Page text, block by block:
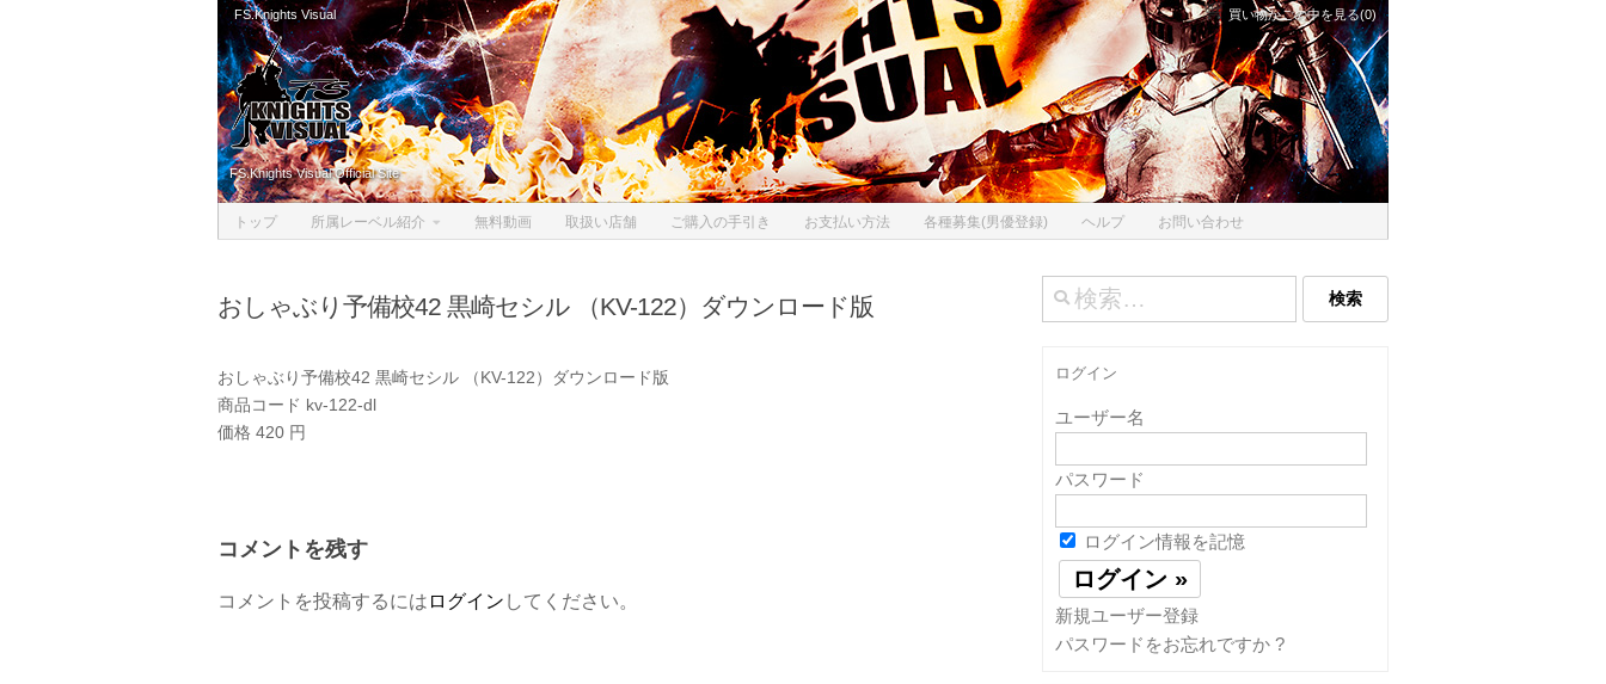
FS.Knights Visual 買い物かごの中を見る(0)
FS.Knights Visual Official Site
トップ 所属レーベル紹介 無料動画 取扱い店舗 ご購入の手引き お支払い方法 各種募集(男優登録) ヘルプ お問い合わせ
おしゃぶり予備校42 黒崎セシル （KV-122）ダウンロード版
おしゃぶり予備校42 黒崎セシル （KV-122）ダウンロード版
商品コード kv-122-dl
価格 420 円
コメントを残す
コメントを投稿するには ログイン してください。
検
索:
ログイン
ユーザー名
パスワード
ログイン情報を記憶
新規ユーザー登録
パスワードをお忘れですか ?